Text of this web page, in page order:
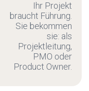
Ihr Projekt
braucht Führung.
Sie bekommen
sie: als
Projektleitung,
PMO oder
Product Owner.